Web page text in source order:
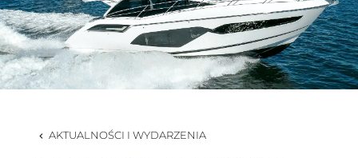
INNOWACJA
PRZEDSIĘBIORSTWO
ZESPÓŁ
AKTUALNOŚCI I WYDARZENIA